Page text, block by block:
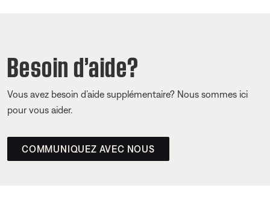
Besoin d’aide?
Vous avez besoin d’aide supplémentaire? Nous sommes ici
pour vous aider.
COMMUNIQUEZ AVEC NOUS